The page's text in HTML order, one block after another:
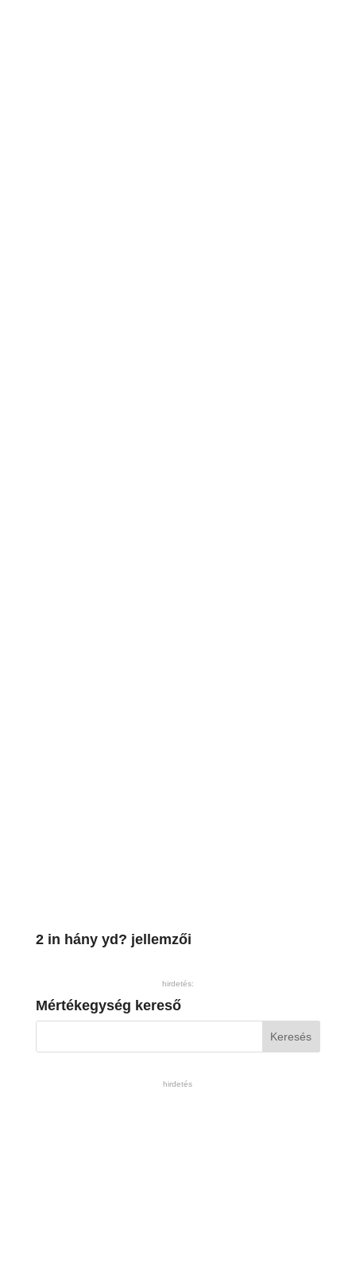
2 in hány yd? jellemzői
hirdetés:
Mértékegység kereső
hirdetés